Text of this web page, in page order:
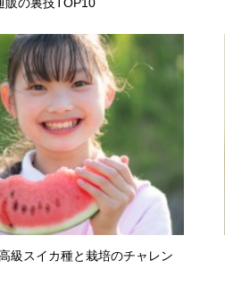
級スイカ種と栽培のチャレン